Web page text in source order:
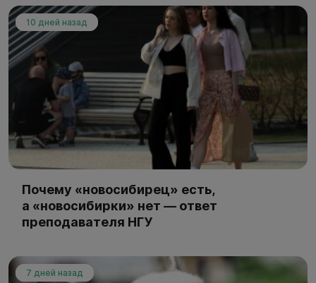
10 дней назад
Почему «новосибирец» есть,
а «новосибирки» нет — ответ
преподавателя НГУ
7 дней назад